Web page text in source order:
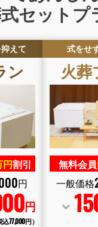
セットプ
えて
ン
円割引
円
円
込77,000円）
式をせ
火葬
無料会員
一般価格